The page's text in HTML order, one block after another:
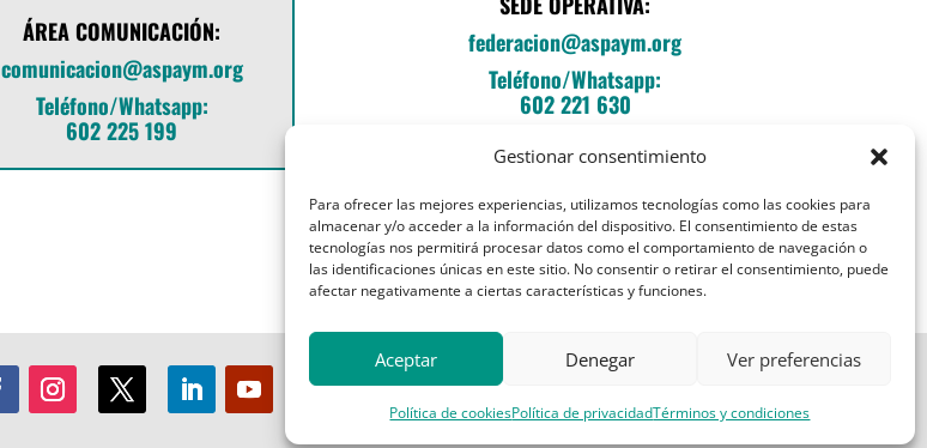
Gestionar consentimiento
Para ofrecer las mejores experiencias, utilizamos tecnologías como las cookies para
almacenar y/o acceder a la información del dispositivo. El consentimiento de estas
tecnologías nos permitirá procesar datos como el comportamiento de navegación o
las identificaciones únicas en este sitio. No consentir o retirar el consentimiento, puede
afectar negativamente a ciertas características y funciones.
Aceptar Denegar Ver preferencias
Política de cookiesPolítica de privacidadTérminos y condiciones
ÁREA COMUNICACIÓN:
comunicacion@aspaym.org
Teléfono/Whatsapp:
602 225 199
federacion@aspaym.org
Teléfono/Whatsapp:
602 221 630
C/Fray Luis de León, 14, local E
Entrada esq. Sebastián Herrera
28012 Madrid